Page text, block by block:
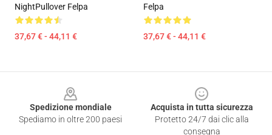
NightPullover Felpa
37,67 € - 44,11 €
Felpa
37,67 € - 44,11 €
Spedizione mondiale
Spediamo in oltre 200 paesi
Acquista in tutta sicurezza
Protetto 24/7 dai clic alla
consegna